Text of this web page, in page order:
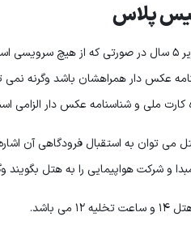
پلاس
هتل آرامیس پلاس از افراد زیر ۵ سال در
عکس دار همراهشان باشد وگرنه نمی
کارت ملی و شناسنامه عکس دار الزامی
می توان به استقبال فرودگاهی آن
و شرکت هواپیمایی را به هتل
باشد.